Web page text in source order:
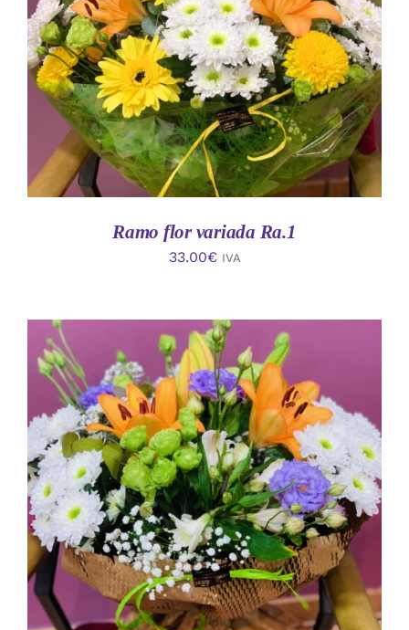
AÑADIR AL CARRITO
/
DETALLES
Ramo flor variada Ra.1
33.00€ IVA
AÑADIR AL CARRITO
/
DETALLES